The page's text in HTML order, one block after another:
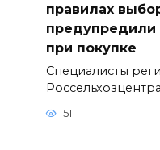
правилах
предупредили
при покупке
Специалисты
51